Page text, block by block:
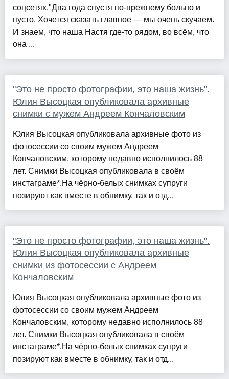
соцсетях."Два года спустя по-прежнему больно и
пусто. Хочется сказать главное — мы очень скучаем.
И знаем, что наша Настя где-то рядом, во всём, что
она ...
"Это не просто фотографии, это наша жизнь".
Юлия Высоцкая опубликовала архивные
снимки с мужем Андреем Кончаловским
Юлия Высоцкая опубликовала архивные фото из
фотосессии со своим мужем Андреем
Кончаловским, которому недавно исполнилось 88
лет. Снимки Высоцкая опубликовала в своём
инстаграме*.На чёрно-белых снимках супруги
позируют как вместе в обнимку, так и отд...
"Это не просто фотографии, это наша жизнь".
Юлия Высоцкая опубликовала архивные
снимки из фотосессии с Андреем
Кончаловским
Юлия Высоцкая опубликовала архивные фото из
фотосессии со своим мужем Андреем
Кончаловским, которому недавно исполнилось 88
лет. Снимки Высоцкая опубликовала в своём
инстаграме*.На чёрно-белых снимках супруги
позируют как вместе в обнимку, так и отд...